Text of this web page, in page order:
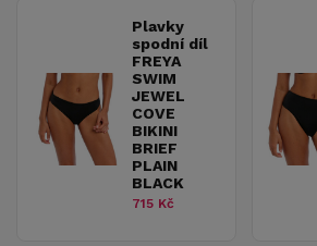
Plavky
spodní díl
FREYA
SWIM
JEWEL
COVE
BIKINI
BRIEF
PLAIN
BLACK
715 Kč